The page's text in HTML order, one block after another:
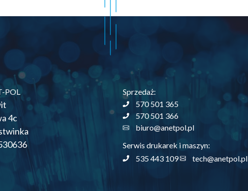
POL
4c
Sprzedaż:
570 501 365
570 501 366
biuro@anetpol.pl
Serwis drukarek i maszyn:
535 443 109
tech@anetpol.pl